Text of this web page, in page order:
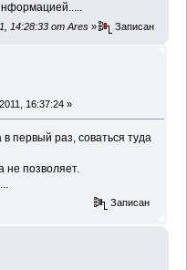
14:28:33 от Ares » Записан
16:37:24 »
первый раз, соваться туда
не позволяет.
Записан